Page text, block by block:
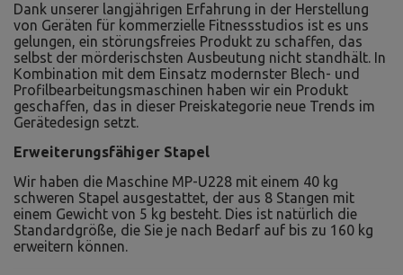
Dank unserer langjährigen Erfahrung in der Herstellung
von Geräten für kommerzielle Fitnessstudios ist es uns
gelungen, ein störungsfreies Produkt zu schaffen, das
selbst der mörderischsten Ausbeutung nicht standhält. In
Kombination mit dem Einsatz modernster Blech- und
Profilbearbeitungsmaschinen haben wir ein Produkt
geschaffen, das in dieser Preiskategorie neue Trends im
Gerätedesign setzt.
Erweiterungsfähiger Stapel
Wir haben die Maschine MP-U228 mit einem 40 kg
schweren Stapel ausgestattet, der aus 8 Stangen mit
einem Gewicht von 5 kg besteht. Dies ist natürlich die
Standardgröße, die Sie je nach Bedarf auf bis zu 160 kg
erweitern können.